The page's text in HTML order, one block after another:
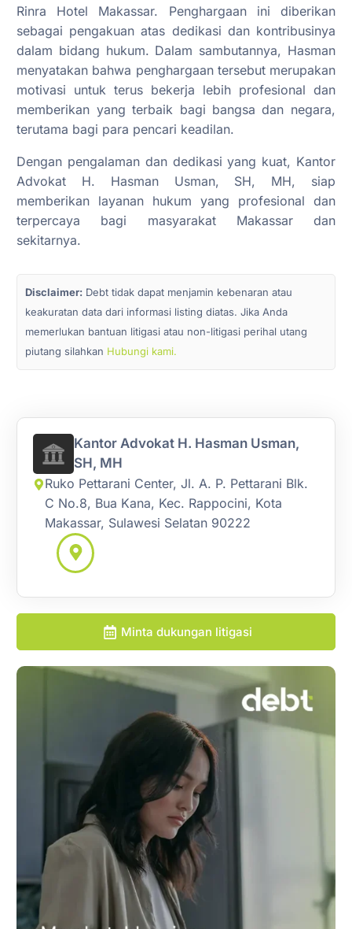
Rinra Hotel Makassar. Penghargaan ini diberikan
sebagai pengakuan atas dedikasi dan kontribusinya
dalam bidang hukum. Dalam sambutannya, Hasman
menyatakan bahwa penghargaan tersebut merupakan
motivasi untuk terus bekerja lebih profesional dan
memberikan yang terbaik bagi bangsa dan negara,
terutama bagi para pencari keadilan.
Dengan pengalaman dan dedikasi yang kuat, Kantor
Advokat H. Hasman Usman, SH, MH, siap
memberikan layanan hukum yang profesional dan
terpercaya bagi masyarakat Makassar dan
sekitarnya.
Disclaimer: Debt tidak dapat menjamin kebenaran atau
keakuratan data dari informasi listing diatas. Jika Anda
memerlukan bantuan litigasi atau non-litigasi perihal utang
piutang silahkan Hubungi kami.
Kantor Advokat H. Hasman Usman,
SH, MH
Ruko Pettarani Center, Jl. A. P. Pettarani Blk.
C No.8, Bua Kana, Kec. Rappocini, Kota
Makassar, Sulawesi Selatan 90222
Minta dukungan litigasi